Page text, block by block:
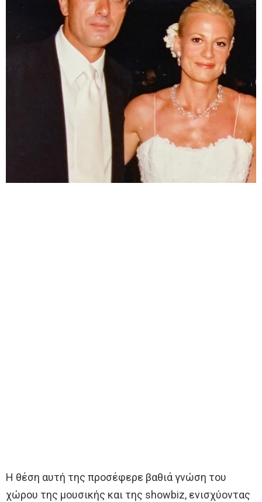
Η θέση αυτή της προσέφερε βαθιά γνώση του
χώρου της μουσικής και της showbiz, ενισχύοντας